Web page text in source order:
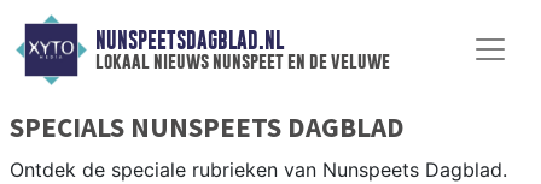
NUNSPEETSDAGBLAD.NL
lokaal nieuws nunspeet en de veluwe
SPECIALS NUNSPEETS DAGBLAD
Ontdek de speciale rubrieken van Nunspeets Dagblad.